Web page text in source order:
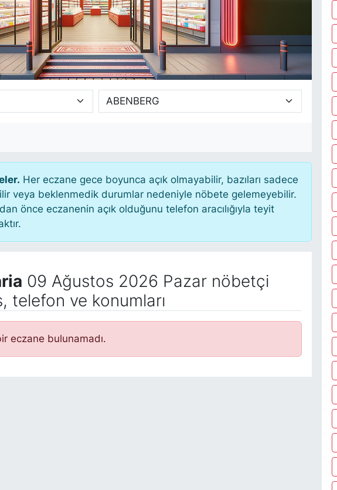
Her eczane gece boyunca açık olmayabilir, bazıları sadece
veya beklenmedik durumlar nedeniyle nöbete gelemeyebilir.
önce eczanenin açık olduğunu telefon aracılığıyla teyit
09 Ağustos 2026 Pazar nöbetçi
telefon ve konumları
eczane bulunamadı.